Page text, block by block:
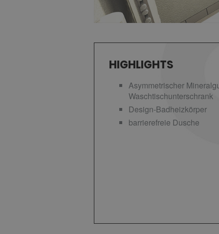
HIGHLIGHTS
Asymmetrischer
Waschtischunterschrank
Design-Badheizkörper
barrierefreie Dusche